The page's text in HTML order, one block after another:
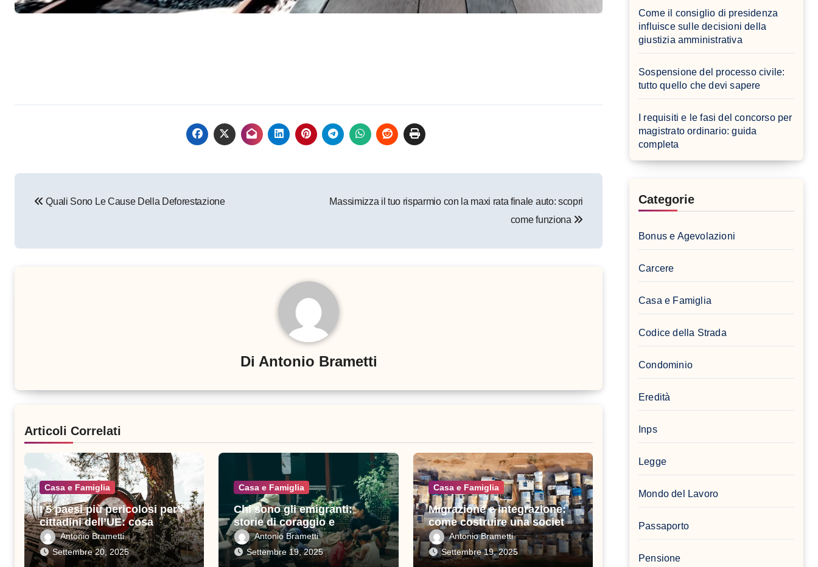
articoli
Quali Sono Le Cause Della Deforestazione
Massimizza il tuo risparmio con la maxi rata finale auto: scopri
come funziona
Di Antonio Brametti
Articoli Correlati
Casa e Famiglia
I 5 paesi più pericolosi per i
cittadini dell’UE: cosa
sapere prima di viaggiare
Antonio Brametti
Settembre 20, 2025
Casa e Famiglia
Chi sono gli emigranti:
storie di coraggio e
sacrificio
Antonio Brametti
Settembre 19, 2025
Casa e Famiglia
Migrazione e integrazione:
come costruire una società
inclusiva in Italia
Antonio Brametti
Settembre 19, 2025
Come il consiglio di presidenza
influisce sulle decisioni della
giustizia amministrativa
Sospensione del processo civile:
tutto quello che devi sapere
I requisiti e le fasi del concorso per
magistrato ordinario: guida
completa
Categorie
Bonus e Agevolazioni
Carcere
Casa e Famiglia
Codice della Strada
Condominio
Eredità
Inps
Legge
Mondo del Lavoro
Passaporto
Pensione